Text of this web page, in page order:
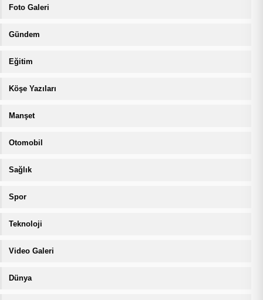
Foto Galeri
Gündem
Eğitim
Köşe Yazıları
Manşet
Otomobil
Sağlık
Spor
Teknoloji
Video Galeri
Dünya